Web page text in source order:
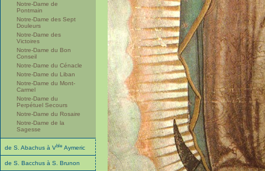
Notre-Dame de
Pontmain
Notre-Dame des Sept
Douleurs
Notre-Dame des
Victoires
Notre-Dame du Bon
Conseil
Notre-Dame du Cénacle
Notre-Dame du Liban
Notre-Dame du Mont-
Carmel
Notre-Dame du
Perpétuel Secours
Notre-Dame du Rosaire
Notre-Dame de la
Sagesse
de S. Abachus à Vble Aymeric
de S. Bacchus à S. Brunon